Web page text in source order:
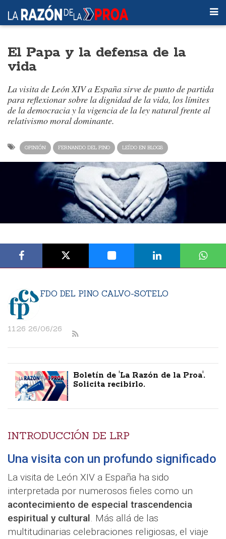
El Papa y la defensa de la
vida
La visita de León XIV a España sirve de punto de partida
para reflexionar sobre la dignidad de la vida, los límites
de la democracia y la vigencia de la ley natural frente al
relativismo moral dominante.
OPINIÓN FERNANDO DEL PINO LEÍDO EN BLOGS
FDO DEL PINO CALVO-SOTELO
11:26 26/06/26
Boletín de 'La Razón de la Proa'.
Solicita recibirlo.
INTRODUCCIÓN DE LRP
Una visita con un profundo significado
La visita de León XIV a España ha sido
interpretada por numerosos fieles como un
acontecimiento de especial trascendencia
espiritual y cultural. Más allá de las
multitudinarias celebraciones religiosas, el viaje